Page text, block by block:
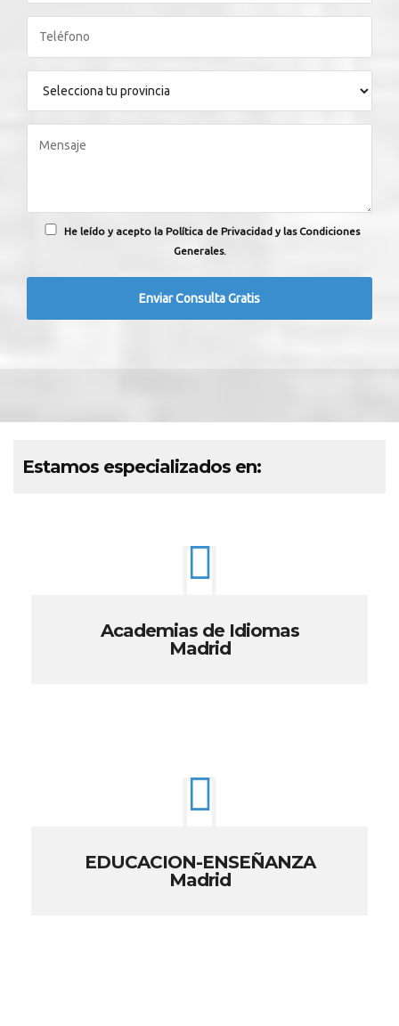
He leído y acepto la Política de Privacidad y las Condiciones
Generales.
Estamos especializados en:
Academias de Idiomas
Madrid
EDUCACION-ENSEÑANZA
Madrid